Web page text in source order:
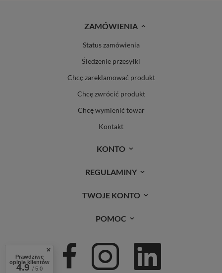
ZAMÓWIENIA
Status zamówienia
Śledzenie przesyłki
Chcę zareklamować produkt
Chcę zwrócić produkt
Chcę wymienić towar
Kontakt
KONTO
REGULAMINY
TWOJE KONTO
POMOC
Prawdziwe
opinie klientów
4.9/ 5.0